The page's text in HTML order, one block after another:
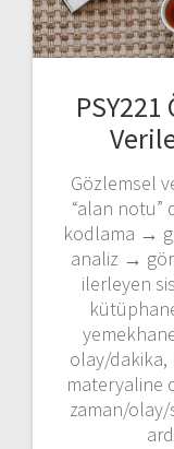
Gözlemsel
“alan
kodlama →
analiz →
ilerleyen
olay/dakika,
materyaline
zaman/